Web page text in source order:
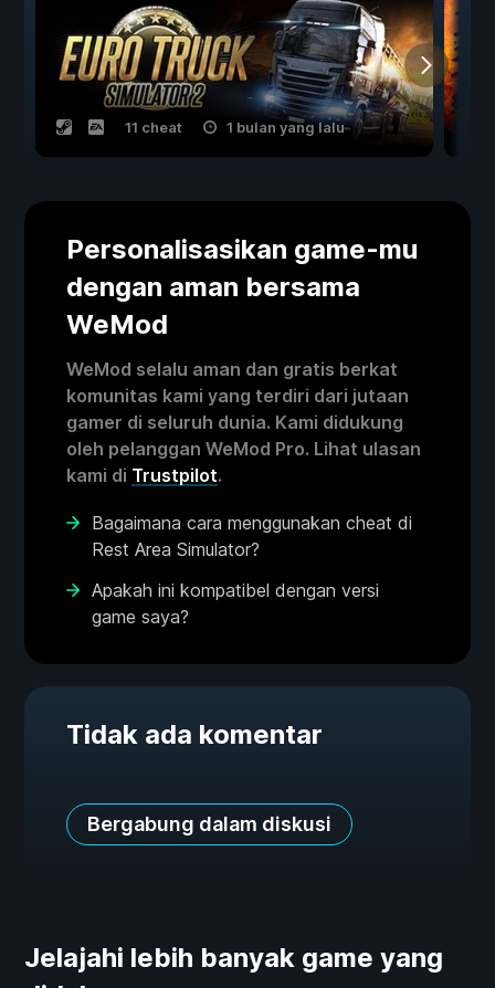
11 cheat 1 bulan yang lalu
Personalisasikan game-mu
dengan aman bersama
WeMod
WeMod selalu aman dan gratis berkat
komunitas kami yang terdiri dari jutaan
gamer di seluruh dunia. Kami didukung
oleh pelanggan WeMod Pro. Lihat ulasan
kami di Trustpilot.
Bagaimana cara menggunakan cheat di
Rest Area Simulator?
Apakah ini kompatibel dengan versi
game saya?
Tidak ada komentar
Bergabung dalam diskusi
Jelajahi lebih banyak game yang